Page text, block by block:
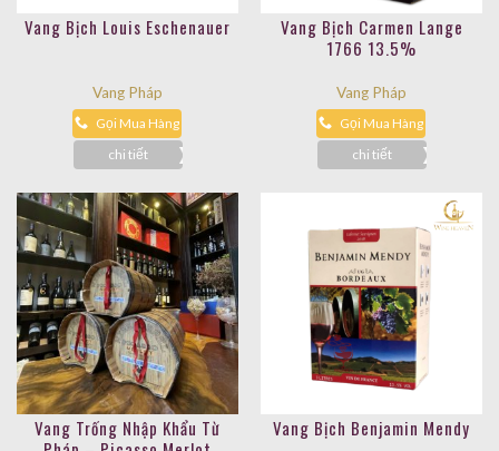
Vang Bịch Louis Eschenauer
Vang Pháp
Gọi Mua Hàng
chi tiết
Vang Bịch Carmen Lange
1766 13.5%
Vang Pháp
Gọi Mua Hàng
chi tiết
Vang Trống Nhập Khẩu Từ
Vang Bịch Benjamin Mendy